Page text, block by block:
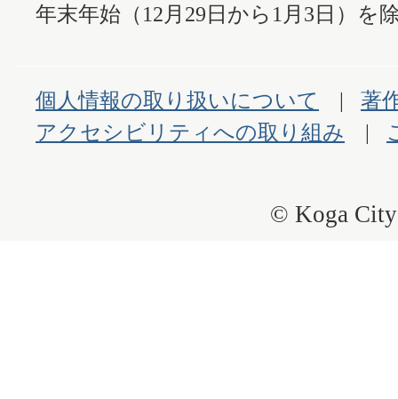
年末年始（12月29日から1月3日）を
個人情報の取り扱いについて
著
アクセシビリティへの取り組み
© Koga City